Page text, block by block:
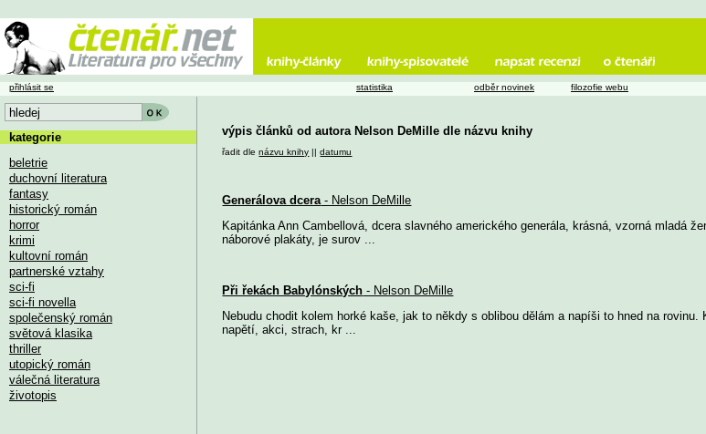
výpis článků od autora Nelson DeMille dle názvu knihy
řadit dlenázvu knihy ||datumu
Generálova dcera- Nelson DeMille
Kapitánka Ann Cambellová, dcera slavného amerického generála, krásná, vzorná mladá
náborové plakáty, je surov ...
Při řekách Babylónských - Nelson DeMille
Nebudu chodit kolem horké kaše, jak to někdy s oblibou dělám a napíši to hned na rovinu.
napětí, akci, strach, kr ...
přihlásit se statistika odběr novinek filozofie webu
kategorie
beletrie
duchovní literatura
fantasy
historický román
horror
krimi
kultovní román
partnerské vztahy
sci-fi
sci-fi novella
společenský román
světová klasika
thriller
utopický román
válečná literatura
životopis